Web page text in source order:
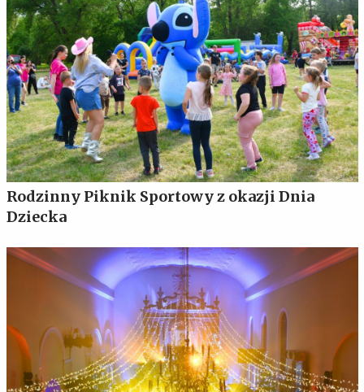
Rodzinny Piknik Sportowy z okazji Dnia
Dziecka